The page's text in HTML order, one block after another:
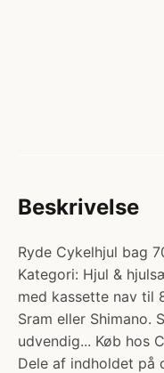
Beskrivelse
Ryde Cykelhjul bag
Kategori: Hjul &
med kassette nav til
Sram eller
udvendig... Køb hos
Dele af indholdet på